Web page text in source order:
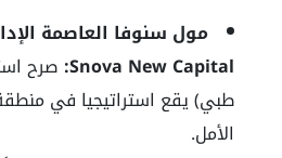
Snova New Capital: صرح
الأمل.